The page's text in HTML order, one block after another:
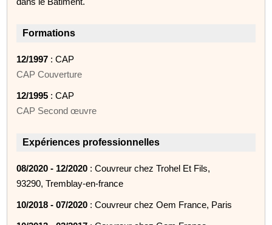
Formations
12/1997 : CAP
CAP Couverture
12/1995 : CAP
CAP Second œuvre
Expériences professionnelles
08/2020 - 12/2020 : Couvreur chez Trohel Et Fils,
93290, Tremblay-en-france
10/2018 - 07/2020 : Couvreur chez Oem France, Paris